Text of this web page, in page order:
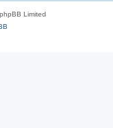
Limited